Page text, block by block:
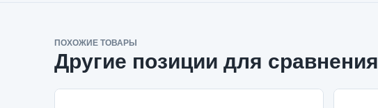
ПОХОЖИЕ ТОВАРЫ
Другие позиции для сравнения